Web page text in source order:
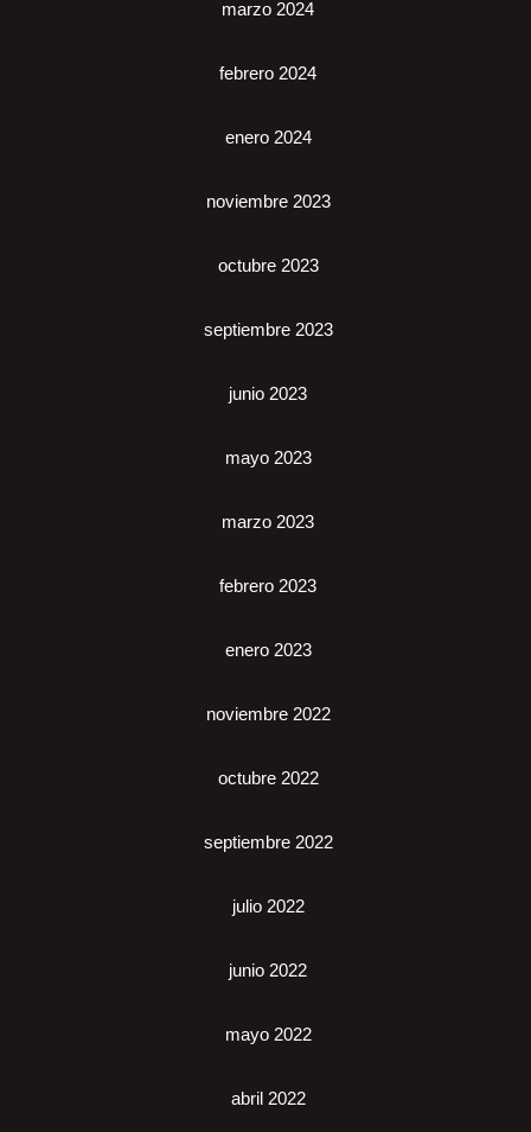
marzo 2024
febrero 2024
enero 2024
noviembre 2023
octubre 2023
septiembre 2023
junio 2023
mayo 2023
marzo 2023
febrero 2023
enero 2023
noviembre 2022
octubre 2022
septiembre 2022
julio 2022
junio 2022
mayo 2022
abril 2022